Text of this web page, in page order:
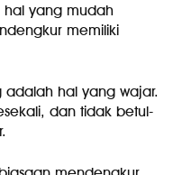
hal yang mudah
memiliki
hal yang wajar.
dan tidak betul-